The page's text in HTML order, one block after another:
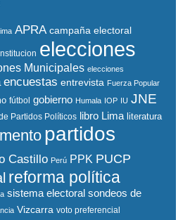
APRA campaña electoral
elecciones
Municipales elecciones
encuestas entrevista Fuerza Popular
fútbol gobierno Humala IOP IU JNE
Partidos Políticos libro Lima literatura
partidos
Castillo Perú PPK PUCP
reforma política
sistema electoral sondeos de
Vizcarra voto preferencial